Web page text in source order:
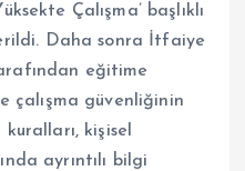
Çalışma’ başlıklı
Daha sonra İtfaiye
eğitime
çalışma güvenliğinin
kişisel
ayrıntılı bilgi